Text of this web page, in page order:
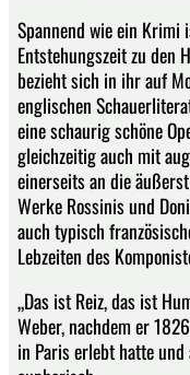
Spannend wie ein Krimi
Entstehungszeit zu den
bezieht sich in ihr auf
englischen
eine schaurig schöne
gleichzeitig auch mit
einerseits an die
Werke Rossinis und
auch typisch
Lebzeiten des
„Das ist Reiz, das ist
Weber, nachdem er
in Paris erlebt hatte